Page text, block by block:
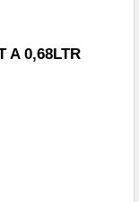
A 0,68LTR